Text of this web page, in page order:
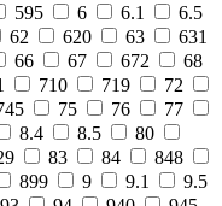
595 6 6.1
6.5
62 620 63
631
66 67 672
68
710 719
72
75 76
77
8.4 8.5
80
83 84
848
899 9 9.1
9.5